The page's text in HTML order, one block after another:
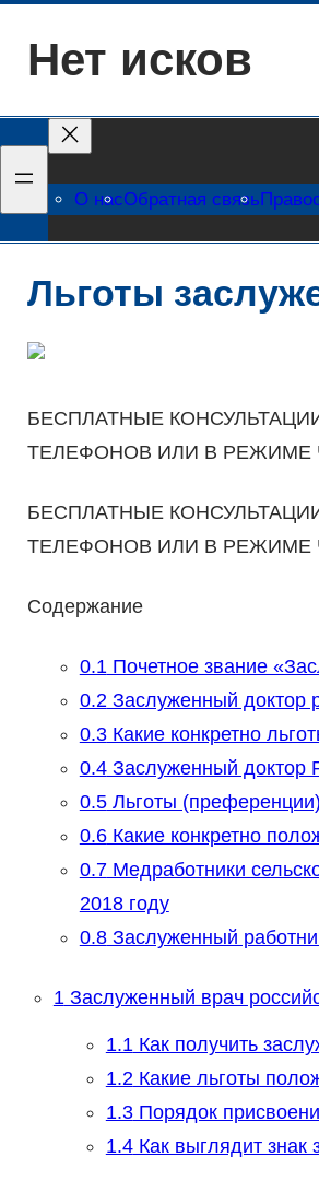
содержимому
Нет исков
О насОбратная связь
Льготы
БЕСПЛАТНЫЕ
ТЕЛЕФОНОВ ИЛИ В РЕЖИМЕ
БЕСПЛАТНЫЕ
ТЕЛЕФОНОВ ИЛИ В РЕЖИМЕ
Содержание
0.1Почетное звание
0.2Заслуженный доктор
0.3Какие конкретно
0.4Заслуженный доктор
0.5Льготы
0.6Какие конкретно
0.7Медработники
2018 году
0.8Заслуженный
1Заслуженный врач
1.1Как получить
1.2Какие льготы
1.3Порядок
1.4Как выглядит знак